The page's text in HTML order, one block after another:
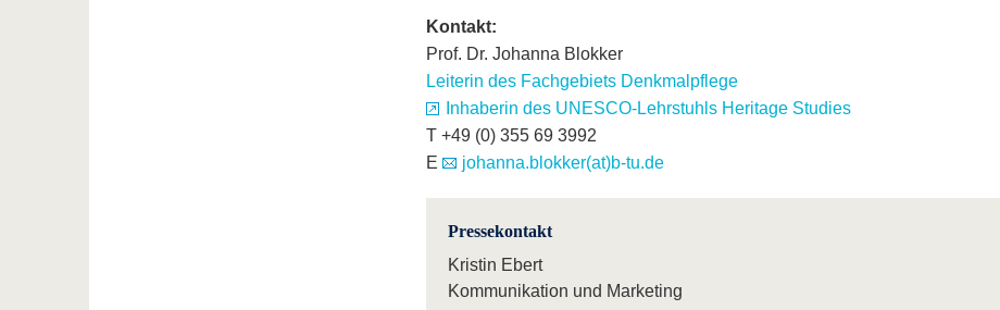
Kontakt:
Prof. Dr. Johanna Blokker
Leiterin des Fachgebiets Denkmalpflege
Inhaberin des UNESCO-Lehrstuhls Heritage Studies
T +49 (0) 355 69 3992
E
johanna.blokker(at)b-tu.de
Pressekontakt
Kristin Ebert
Kommunikation und Marketing